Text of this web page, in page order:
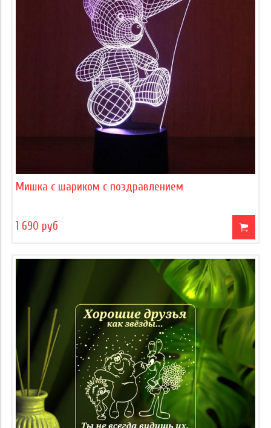
Мишка с шариком с поздравлением
1 690 руб